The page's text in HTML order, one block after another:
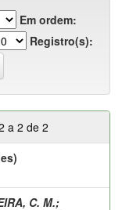
Em ordem:
Registro(s):
a 2 de 2
C. M.;